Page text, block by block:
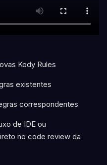
Kody Rules
existentes
correspondentes
de IDE ou
no code review da